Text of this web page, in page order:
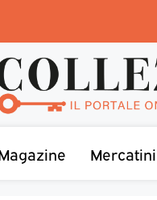
Mercatini